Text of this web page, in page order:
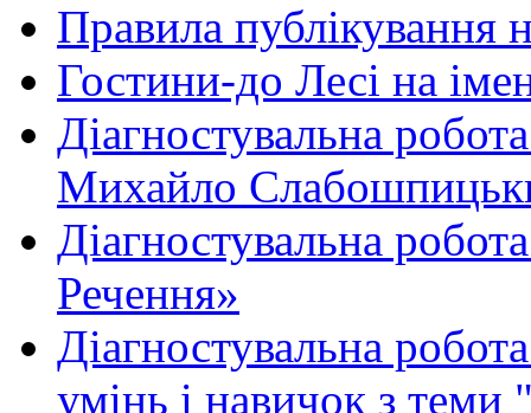
Правила публікування
Гостини-до Лесі на
Діагностувальна
Михайло
Діагностувальна
Речення»
Діагностувальна
умінь і навичок з теми